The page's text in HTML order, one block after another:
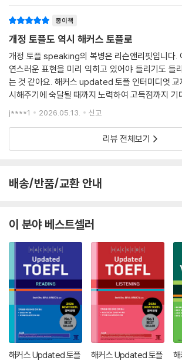
[토플 고득점을 위한 해커스만의 추가 학습 콘텐츠]
1. 해커스인강(HackersIngang.com)
1) 본 교재 인강
2) 교재 MP3
3) iBT 스피킹 실전모의고사
2. 고우해커스(goHackers.com)
1) 토플 보카 외우기
3) 토플 공부전략 강의
4) 토플 자료 및 유학 정보
종이책
개정 토플도 역시 해커스 토플로
개정 토플 speaking의 복병은 리슨앤리핏입니다.
연스러운 표현을 미리 익히고 있어야 들리기도 들
는 것 같아요. 해커스 updated 토플 인터미디엇 교
시해주기에 숙달될 때까지 노력하여 고득점까지 기
다!
j****1 2026.05.13. 신고
리뷰 전체보기
배송/반품/교환 안내
이 분야 베스트셀러
해커스 Updated 토플
해커스 Updated 토플